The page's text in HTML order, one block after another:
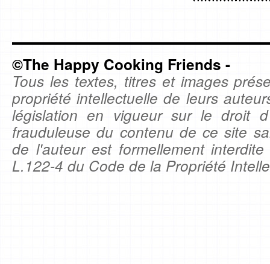
©The Happy Cooking Friends -
Tous les textes, titres et images
propriété intellectuelle de leurs
législation en vigueur sur le droit
frauduleuse du contenu de ce site
de l'auteur est formellement
L.122-4 du Code de la Propriété